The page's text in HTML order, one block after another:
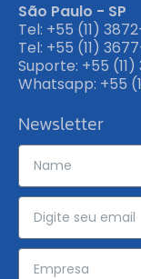
São Paulo - SP
Tel: +55 (11)
Tel: +55 (11)
Suporte: +55 (11)
Whatsapp: +55
Newsletter